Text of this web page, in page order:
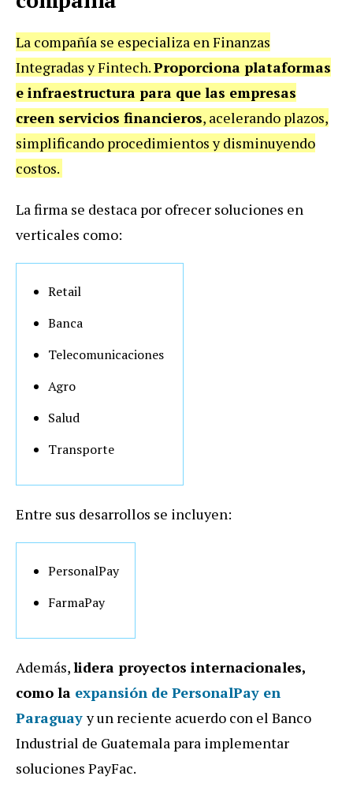
La compañía se especializa en Finanzas
Integradas y Fintech.Proporciona plataformas
e infraestructura para que las empresas
creen servicios financieros, acelerando plazos,
simplificando procedimientos y disminuyendo
costos.
La firma se destaca por ofrecer soluciones en
verticales como:
Retail
Banca
Telecomunicaciones
Agro
Salud
Transporte
Entre sus desarrollos se incluyen:
PersonalPay
FarmaPay
Además,lidera proyectos internacionales,
como la expansión de PersonalPay en
Paraguay y un reciente acuerdo con el Banco
Industrial de Guatemala para implementar
soluciones PayFac.